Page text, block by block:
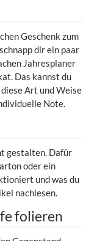
Geschenk zum
dir ein paar
Jahresplaner
Das kannst du
Art und Weise
Note.
gestalten. Dafür
oder ein
und was du
nachlesen.
folieren